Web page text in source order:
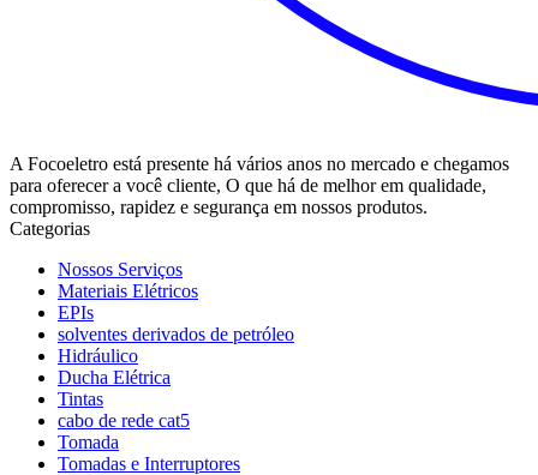
A Focoeletro está presente há vários anos no mercado e chegamos
para oferecer a você cliente, O que há de melhor em qualidade,
compromisso, rapidez e segurança em nossos produtos.
Categorias
Nossos Serviços
Materiais Elétricos
EPIs
solventes derivados de petróleo
Hidráulico
Ducha Elétrica
Tintas
cabo de rede cat5
Tomada
Tomadas e Interruptores